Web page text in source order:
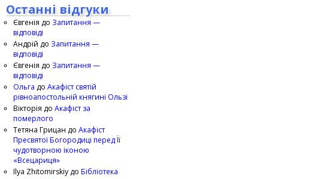
Останні відгуки
Євгенія до Запитання —
відповіді
Андрій до Запитання —
відповіді
Євгенія до Запитання —
відповіді
Ольга до Акафіст святій
рівноапостольній княгині Ользі
Вікторія до Акафіст за
померлого
Тетяна Грицан до Акафіст
Пресвятої Богородиці перед Її
чудотворною іконою
«Всецариця»
Ilya Zhitomirskiy до Бібліотека